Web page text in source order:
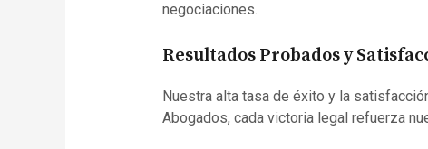
negociaciones.
Resultados Probados y
Nuestra alta tasa de éxito y la
Abogados, cada victoria legal refuerza